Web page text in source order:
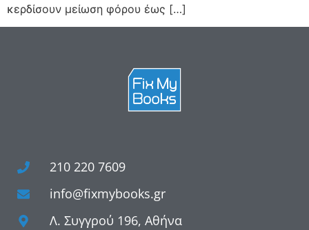
κερδίσουν μείωση φόρου έως […]
210 220 7609
info@fixmybooks.gr
Λ. Συγγρού 196, Αθήνα